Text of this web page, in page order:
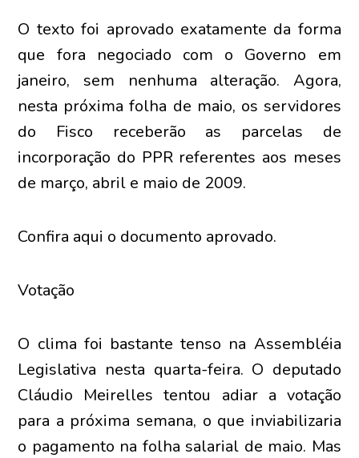
O texto foi aprovado exatamente da forma
que fora negociado com o Governo em
janeiro, sem nenhuma alteração. Agora,
nesta próxima folha de maio, os servidores
do Fisco receberão as parcelas de
incorporação do PPR referentes aos meses
de março, abril e maio de 2009.
Confira aqui o documento aprovado.
Votação
O clima foi bastante tenso na Assembléia
Legislativa nesta quarta-feira. O deputado
Cláudio Meirelles tentou adiar a votação
para a próxima semana, o que inviabilizaria
o pagamento na folha salarial de maio. Mas